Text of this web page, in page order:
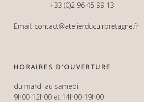
+33 (0)2 96 45 99 13
Email: contact@atelierducuirbretagne.fr
HORAIRES D’OUVERTURE
du mardi au samedi
9h00-12h00 et 14h00-19h00